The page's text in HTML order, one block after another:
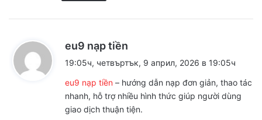
eu9 nạp tiền
а
:
19:05ч, четвъртък, 9 април, 2026 в 19:05ч
eu9 nạp tiền – hướng dẫn nạp đơn giản, thao tác
nhanh, hỗ trợ nhiều hình thức giúp người dùng
giao dịch thuận tiện.